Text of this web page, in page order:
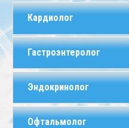
Кардиолог
Гастроэнтеролог
Эндокринолог
Офтальмолог